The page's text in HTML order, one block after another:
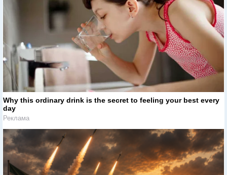
Why this ordinary drink is the secret to feeling your best every
day
Реклама